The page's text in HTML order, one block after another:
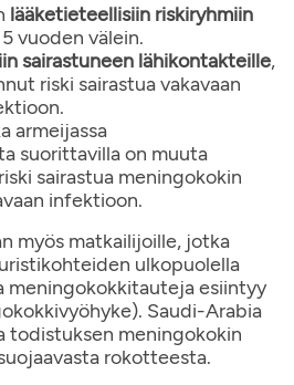
lääketieteellisiin riskiryhmiin
vuoden välein.
sairastuneen lähikontakteille,
riski sairastua vakavaan
armeijassa
suorittavilla on muuta
sairastua meningokokin
infektioon.
myös matkailijoille, jotka
ulkopuolella
meningokokkitauteja esiintyy
Saudi-Arabia
todistuksen meningokokin
rokotteesta.